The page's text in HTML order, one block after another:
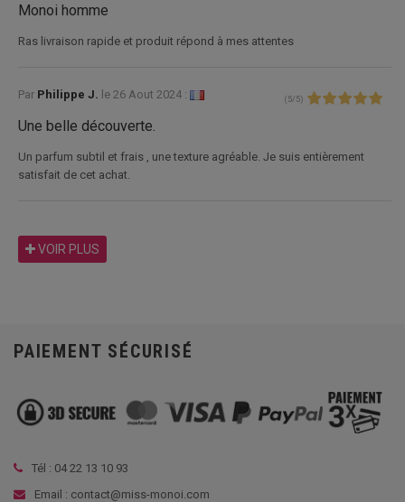
Monoi homme
Ras livraison rapide et produit répond à mes attentes
Par Philippe J. le 26 Aout 2024 : ( 5/ 5)
Une belle découverte.
Un parfum subtil et frais , une texture agréable. Je suis entièrement
satisfait de cet achat.
VOIR PLUS
PAIEMENT SÉCURISÉ
Tél : 04 22 13 10 93
Email : contact@miss-monoi.com